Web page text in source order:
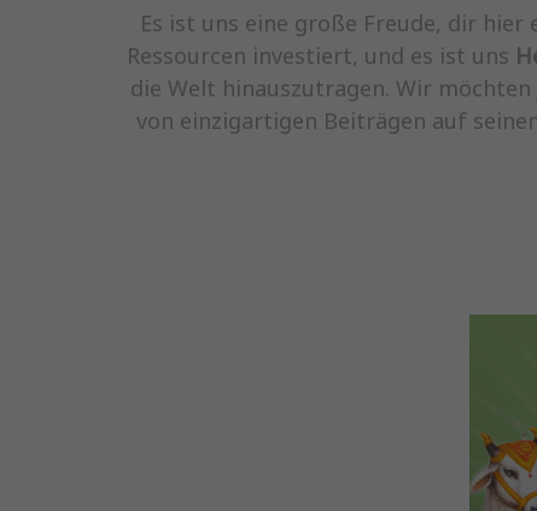
Es ist uns eine große Freude, dir
Ressourcen investiert, und es ist uns
die Welt hinauszutragen. Wir
von einzigartigen Beiträgen auf